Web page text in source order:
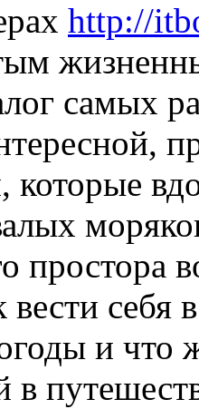
http://
самых
которые
простора
вести себя
и что
в